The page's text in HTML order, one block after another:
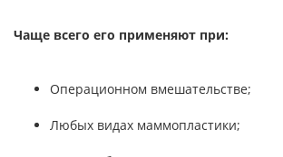
Чаще всего его применяют при:
Операционном вмешательстве;
Любых видах маммопластики;